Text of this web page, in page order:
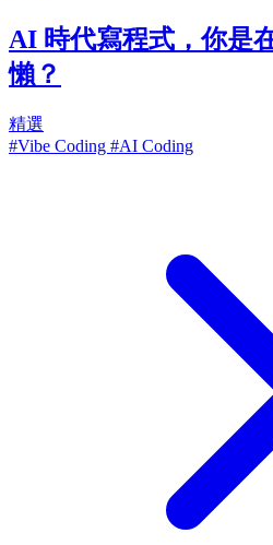
AI 時代寫程式，你是
懶？
精選
#Vibe Coding #AI Coding